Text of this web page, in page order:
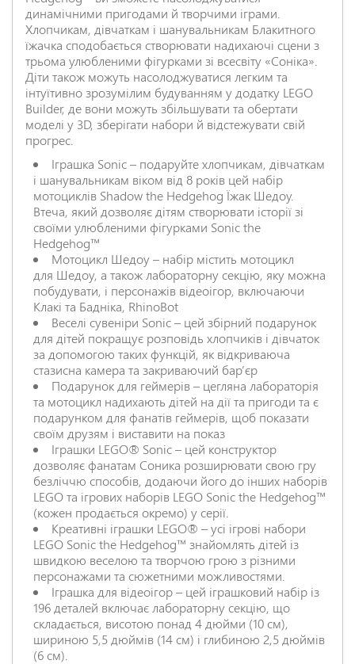
динамічними пригодами й творчими іграми.
Хлопчикам, дівчаткам і шанувальникам Блакитного
їжачка сподобається створювати надихаючі сцени з
трьома улюбленими фігурками зі всесвіту «Соніка».
Діти також можуть насолоджуватися легким та
інтуїтивно зрозумілим будуванням у додатку LEGO
Builder, де вони можуть збільшувати та обертати
моделі у 3D, зберігати набори й відстежувати свій
прогрес.
Іграшка Sonic – подаруйте хлопчикам, дівчаткам
і шанувальникам віком від 8 років цей набір
мотоциклів Shadow the Hedgehog Їжак Шедоу.
Втеча, який дозволяє дітям створювати історії зі
своїми улюбленими фігурками Sonic the
Hedgehog™
Мотоцикл Шедоу – набір містить мотоцикл
для Шедоу, а також лабораторну секцію, яку можна
побудувати, і персонажів відеоігор, включаючи
Клакі та Бадніка, RhinoBot
Веселі сувеніри Sonic – цей збірний подарунок
для дітей покращує розповідь хлопчиків і дівчаток
за допомогою таких функцій, як відкриваюча
стазисна камера та закриваючий бар’єр
Подарунок для геймерів – цегляна лабораторія
та мотоцикл надихають дітей на дії та пригоди та є
подарунком для фанатів геймерів, щоб показати
своїм друзям і виставити на показ
Іграшки LEGO® Sonic – цей конструктор
дозволяє фанатам Соника розширювати свою гру
безліччю способів, додаючи його до інших наборів
LEGO та ігрових наборів LEGO Sonic the Hedgehog™
(кожен продається окремо) у серії.
Креативні іграшки LEGO® – усі ігрові набори
LEGO Sonic the Hedgehog™ знайомлять дітей із
швидкою веселою та творчою грою з різними
персонажами та сюжетними можливостями.
Іграшка для відеоігор – цей іграшковий набір із
196 деталей включає лабораторну секцію, що
складається, висотою понад 4 дюйми (10 см),
шириною 5,5 дюймів (14 см) і глибиною 2,5 дюймів
(6 см).